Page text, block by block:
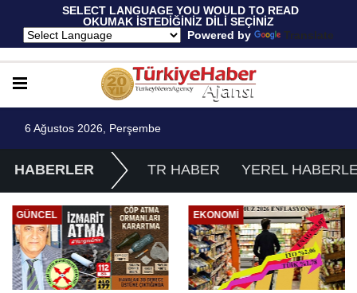
SELECT LANGUAGE YOU WOULD TO READ
OKUMAK İSTEDİĞİNİZ DİLİ SEÇİNİZ
Powered by
Translate
6 Ağustos 2026, Perşembe
HABERLER TR HABER YEREL
GÜNCEL EKONOMI